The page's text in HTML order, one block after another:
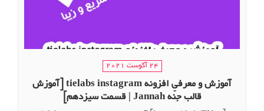
24 آگوست 2021
آموزش و معرفی افزونه tielabs instagram [آموزش
قالب جنّه Jannah | قسمت سیزدهم]